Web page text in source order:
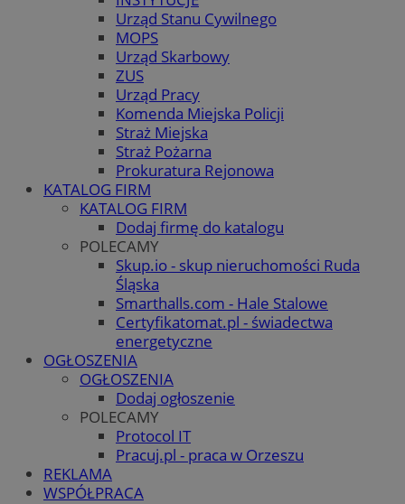
Urząd Stanu Cywilnego
MOPS
Urząd Skarbowy
ZUS
Urząd Pracy
Komenda Miejska Policji
Straż Miejska
Straż Pożarna
Prokuratura Rejonowa
KATALOG FIRM
KATALOG FIRM
Dodaj firmę do katalogu
POLECAMY
Skup.io - skup nieruchomości Ruda
Śląska
Smarthalls.com - Hale Stalowe
Certyfikatomat.pl - świadectwa
energetyczne
OGŁOSZENIA
OGŁOSZENIA
Dodaj ogłoszenie
POLECAMY
Protocol IT
Pracuj.pl - praca w Orzeszu
REKLAMA
WSPÓŁPRACA